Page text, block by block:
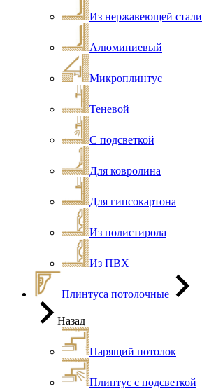
Из нержавеющей стали
Алюминиевый
Микроплинтус
Теневой
С подсветкой
Для ковролина
Для гипсокартона
Из полистирола
Из ПВХ
Плинтуса потолочные
Назад
Парящий потолок
Плинтус с подсветкой